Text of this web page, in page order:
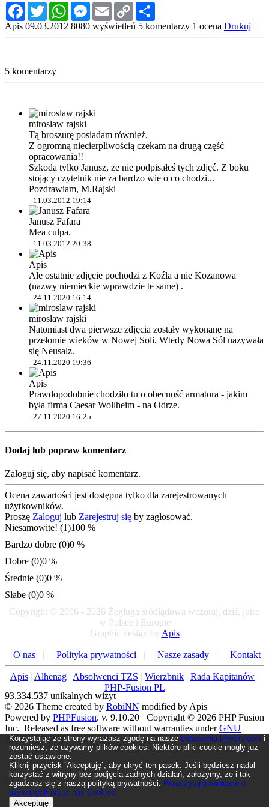
Facebook
TwitterWhatsAppMessenger
Email Copy
Link
Apis 09.03.2012 8080 wyświetleń 5 komentarzy 1 ocena Drukuj
5 komentarzy
miroslaw rajski
Tą broszurę posiadam również.
Z ogromną niecierpliwością czekam na drugą część
opracowania!!
Szkoda tylko Janusz, że nie podpisałeś tych zdjęć. Z boku
stojący czytelnik nie za bardzo wie o co chodzi...
Pozdrawiam, M.Rajski
- 11.03.2012 19:14
Janusz Fafara
Mea culpa.
- 11.03.2012 20:38
Apis
Ale ostatnie zdjęcie pochodzi z Koźla a nie Kozanowa
(nazwy niemieckie wprawdzie te same) .
- 24.11.2020 16:14
miroslaw rajski
Natomiast dwa pierwsze zdjęcia zostały wykonane na
przełomie wieków w Nowej Soli. Wtedy Nowa Sól nazywała
się Neusalz.
- 24.11.2020 19:36
Apis
Prawdopodobnie chodziło tu o obecność armatora - jakim
była firma Caesar Wollheim - na Odrze.
- 27.11.2020 16:25
Dodaj lub popraw komentarz
Zaloguj się, aby napisać komentarz.
Ocena zawartości jest dostępna tylko dla zarejestrowanych
użytkowników.
Proszę Zaloguj lub Zarejestruj się by zagłosować.
Niesamowite! (1)100 %
Bardzo dobre (0)0 %
Dobre (0)0 %
Średnie (0)0 %
Słabe (0)0 %
Korzystając ze strony wyrażasz zgodę na nasze ustawienia prywatności i
rozumiesz, że używamy plików cookies. Niektóre pliki cookie mogły już
zostać ustawione.
Kliknij przycisk `Akceptuję`, aby ukryć ten pasek. Jeśli będziesz nadal
korzystać z witryny bez podjęcia żadnych działań, założymy, że i tak
zgadzasz się z naszą polityką prywatności. Przeczytaj informacje o
używanych przez nas Cookies
Akceptuję
Copyright © 2006 - 2026 Żegluga śródlądowa wczoraj, dziś, jutro
w Polsce i Europie
Graphic design by Apis
O nas Polityka prywatności Nasze zasady Kontakt
Apis Alhenag Absolwenci TZS Wierzbnik Rada Kapitanów
PHP-Fusion PL
93.334.537 unikalnych wizyt
© 2026 Theme created by RobiNN modified by Apis
Powered by PHPFusion. v. 9.10.20 Copyright © 2026 PHP Fusion
Inc. Released as free software without warranties underGNU
Affero GPL v3.